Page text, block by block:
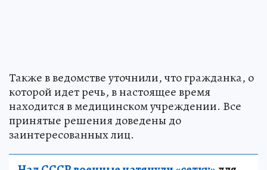
Также в ведомстве уточнили, что гражданка, о
которой идет речь, в настоящее время
находится в медицинском учреждении. Все
принятые решения доведены до
заинтересованных лиц.